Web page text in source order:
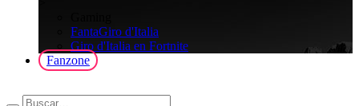
FantaGiro d'Italia
Giro d'Italia en Fortnite
Fanzone